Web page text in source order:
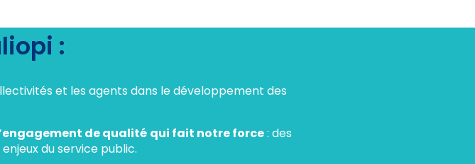
:
et les agents dans le développement des
engagement de qualité qui fait notre force: des
du service public.